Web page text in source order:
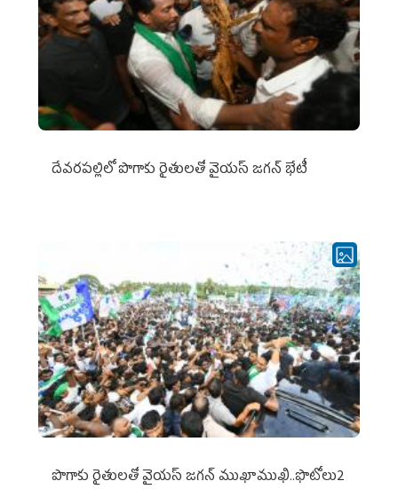
దేవరపల్లిలో పొగాకు రైతులతో వైయస్ జగన్ భేటీ
పొగాకు రైతుల‌తో వైయ‌స్ జ‌గ‌న్ ముఖాముఖి..ఫొటోలు2